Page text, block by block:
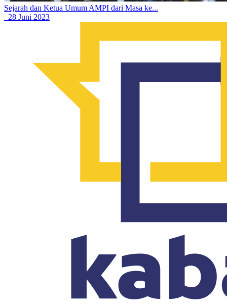
Sejarah dan Ketua Umum AMPI dari Masa ke...
28 Juni 2023